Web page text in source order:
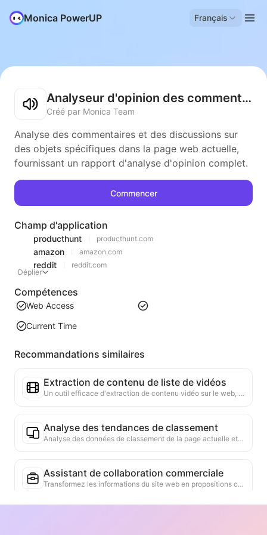
Monica PowerUP Français
Analyseur d'opinion des commentaires
Créé par Monica Team
Analyse des commentaires et des discussions sur
des objets spécifiques dans la page web actuelle,
fournissant un rapport d'analyse d'opinion complet.
Commencer
Champ d'application
producthunt producthunt.com
amazon amazon.com
reddit
reddit.com
Déplier
Compétences
Web Access
Current Time
Recommandations similaires
Extraction de contenu de liste de vidéos
Un outil efficace d'extraction de contenu vidéo sur le web, capable de scanner rapidement les pages et d'organiser les informations vidéo dans un tableau Markdown structuré.
Analyse des tendances de classement
Analyse des données de classement de la page actuelle et génération de rapports de tendance. Identification des catégories populaires, des types de produits en forte croissance et des technologies émergentes. Fourniture d'informations instantanées sur le marché pour vous aider à comprendre les dernières tendances des produits et les évolutions du marché.
Assistant de collaboration commerciale
Transformez les informations du site web en propositions commerciales personnalisées, messages privés de collaboration, en fournissant des modèles prêts à l'emploi et des guides de suivi, simplifiant ainsi le processus de collaboration.